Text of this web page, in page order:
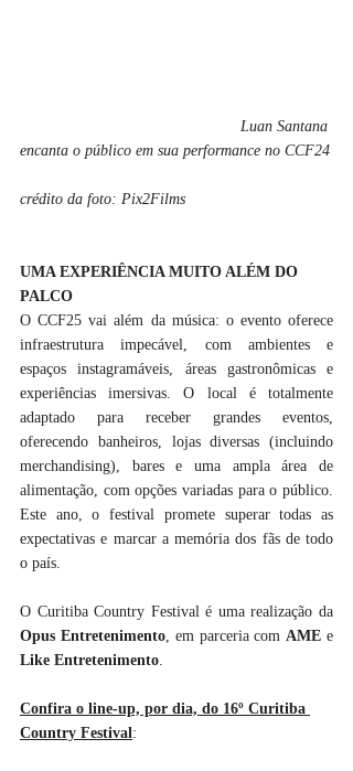
Luan Santana
encanta o público em sua performance no CCF24
crédito da foto: Pix2Films
UMA EXPERIÊNCIA MUITO ALÉM DO
PALCO
O CCF25 vai além da música: o evento oferece
infraestrutura impecável, com ambientes e
espaços instagramáveis, áreas gastronômicas e
experiências imersivas. O local é totalmente
adaptado para receber grandes eventos,
oferecendo banheiros, lojas diversas (incluindo
merchandising), bares e uma ampla área de
alimentação, com opções variadas para o público.
Este ano, o festival promete superar todas as
expectativas e marcar a memória dos fãs de todo
o país.
Opus Entretenimento, em parceria com AME
Like Entretenimento.
Confira o line-up, por dia, do 16º Curitiba
Country Festival: